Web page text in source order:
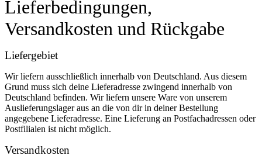
Lieferbedingungen,
Versandkosten und Rückgabe
Liefergebiet
Wir liefern ausschließlich innerhalb von Deutschland. Aus diesem
Grund muss sich deine Lieferadresse zwingend innerhalb von
Deutschland befinden. Wir liefern unsere Ware von unserem
Auslieferungslager aus an die von dir in deiner Bestellung
angegebene Lieferadresse. Eine Lieferung an Postfachadressen oder
Postfilialen ist nicht möglich.
Versandkosten